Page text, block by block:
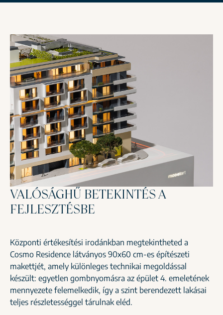
VALÓSÁGHŰ BETEKINTÉS A
FEJLESZTÉSBE
Központi értékesítési irodánkban megtekintheted a
Cosmo Residence látványos 90x60 cm-es építészeti
makettjét, amely különleges technikai megoldással
készült: egyetlen gombnyomásra az épület 4. emeletének
mennyezete felemelkedik, így a szint berendezett lakásai
teljes részletességgel tárulnak eléd.